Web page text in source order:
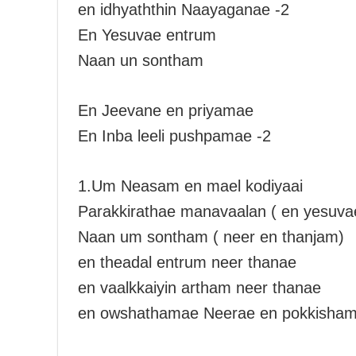
en idhyaththin Naayaganae -2
En Yesuvae entrum
Naan un sontham
En Jeevane en priyamae
En Inba leeli pushpamae -2
1.Um Neasam en mael kodiyaai
Parakkirathae manavaalan ( en
Naan um sontham ( neer en thanjam)
en theadal entrum neer thanae
en vaalkkaiyin artham neer thanae
en owshathamae Neerae en